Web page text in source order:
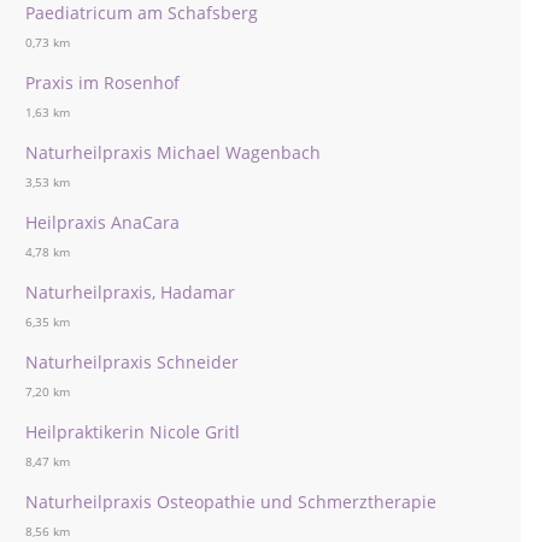
Paediatricum am Schafsberg
0,73 km
Praxis im Rosenhof
1,63 km
Naturheilpraxis Michael Wagenbach
3,53 km
Heilpraxis AnaCara
4,78 km
Naturheilpraxis, Hadamar
6,35 km
Naturheilpraxis Schneider
7,20 km
Heilpraktikerin Nicole Gritl
8,47 km
Naturheilpraxis Osteopathie und Schmerztherapie
8,56 km